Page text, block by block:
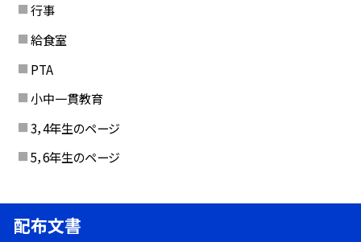
行事
給食室
PTA
小中一貫教育
3，4年生のページ
5，6年生のページ
配布文書